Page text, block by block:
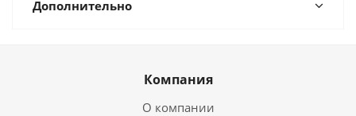
Дополнительно
Компания
О компании